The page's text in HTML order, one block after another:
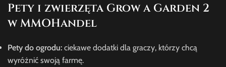
Pety i zwierzęta Grow a Garden 2
w MMOHandel
Pety do ogrodu: ciekawe dodatki dla graczy, którzy chcą
wyróżnić swoją farmę.